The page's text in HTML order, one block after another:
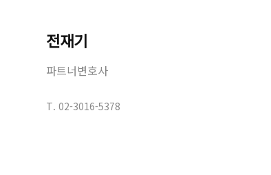
전재기
파트너변호사
T. 02-3016-5378